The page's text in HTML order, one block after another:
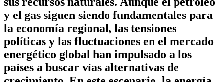
y el gas siguen siendo fundamentales para
la economía regional, las tensiones
políticas y las fluctuaciones en el mercado
energético global han impulsado a los
países a buscar vías alternativas de